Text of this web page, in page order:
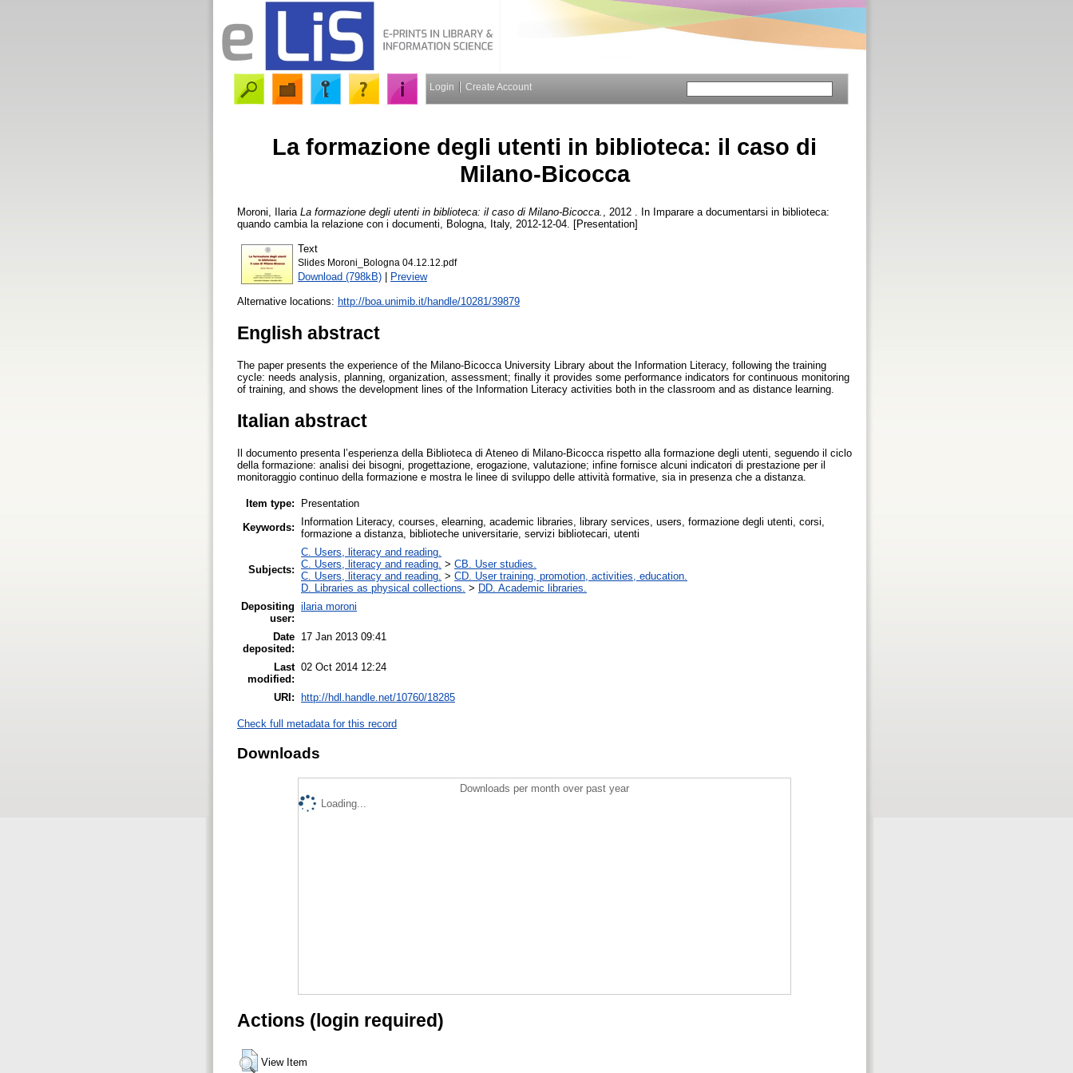
Login Create Account
La formazione degli utenti in biblioteca: il caso di
Milano-Bicocca
Moroni, Ilaria La formazione degli utenti in biblioteca: il caso di Milano-Bicocca.
, 2012 . In Imparare a documentarsi in biblioteca:
quando cambia la relazione con i documenti, Bologna, Italy, 2012-12-04. [Presentation]
Text
Slides Moroni_Bologna 04.12.12.pdf
Download (798kB) | Preview
Alternative locations: http://boa.unimib.it/handle/10281/39879
English abstract
The paper presents the experience of the Milano-Bicocca University Library about the Information Literacy, following the training
cycle: needs analysis, planning, organization, assessment; finally it provides some performance indicators for continuous monitoring
of training, and shows the development lines of the Information Literacy activities both in the classroom and as distance learning.
Italian abstract
Il documento presenta l’esperienza della Biblioteca di Ateneo di Milano-Bicocca rispetto alla formazione degli utenti, seguendo il ciclo
della formazione: analisi dei bisogni, progettazione, erogazione, valutazione; infine fornisce alcuni indicatori di prestazione per il
monitoraggio continuo della formazione e mostra le linee di sviluppo delle attività formative, sia in presenza che a distanza.
Item type:
Presentation
Keywords:
Information Literacy, courses, elearning, academic libraries, library services, users, formazione degli utenti, corsi,
formazione a distanza, biblioteche universitarie, servizi bibliotecari, utenti
Subjects:
C. Users, literacy and reading.
C. Users, literacy and reading. > CB. User studies.
C. Users, literacy and reading. > CD. User training, promotion, activities, education.
D. Libraries as physical collections. > DD. Academic libraries.
Depositing
user:
ilaria moroni
Date
deposited:
17 Jan 2013 09:41
Last
modified:
02 Oct 2014 12:24
URI: http://hdl.handle.net/10760/18285
Check full metadata for this record
Downloads
Downloads per month over past year
Loading...
Actions (login required)
View Item